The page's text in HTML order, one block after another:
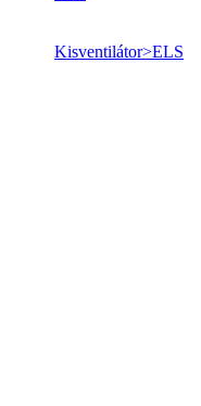
Kisventilátor>ELS